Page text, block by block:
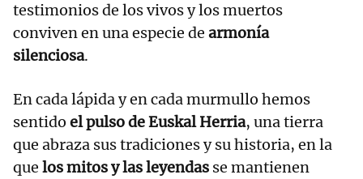
testimonios de los vivos y los muertos
conviven en una especie de armonía
silenciosa.
En cada lápida y en cada murmullo hemos
sentido el pulso de Euskal Herria, una tierra
que abraza sus tradiciones y su historia, en la
que los mitos y las leyendas se mantienen